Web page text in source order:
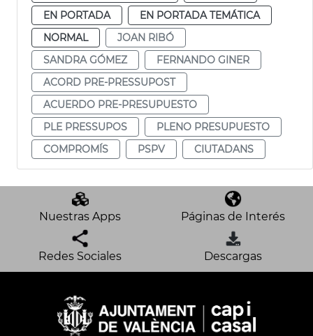
EN PORTADA
EN PORTADA TEMÁTICA
NORMAL
JOAN RIBÓ
SANDRA GÓMEZ
FERNANDO GINER
ACORD PRE-PRESSUPOST
ACUERDO PRE-PRESUPUESTO
PLE PRESSUPOS
PLENO PRESUPUESTO
COMPROMÍS
PSPV CIUTADANS
Nuestras Apps Páginas de Interés
Redes Sociales Descargas